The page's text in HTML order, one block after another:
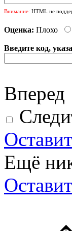
Внимание: HTML не
Оценка: Плохо
Введите код,
Вперед
Ещё